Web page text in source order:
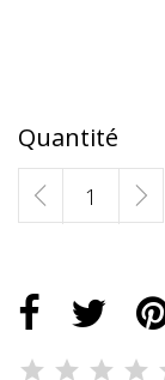
Quantité